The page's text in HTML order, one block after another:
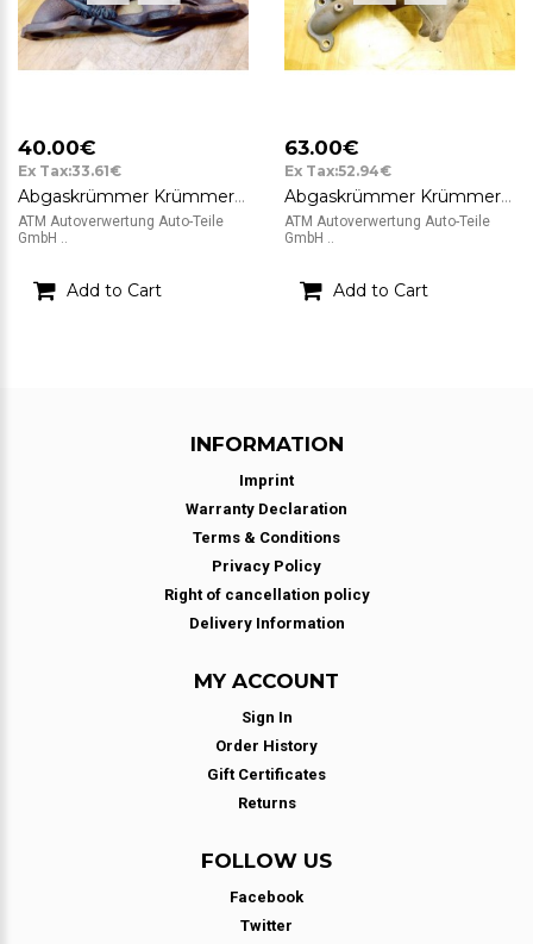
40.00€
Ex Tax:33.61€
Abgaskrümmer Krümmer Lambda Lambdasonde VW Polo 3 III 6N1 030253036H
ATM Autoverwertung Auto-Teile
GmbH ..
Add to Cart
63.00€
Ex Tax:52.94€
Abgaskrümmer Krümmer Lambda Lambdasonde Nissan Micra 3 III K12 BXO
ATM Autoverwertung Auto-Teile
GmbH ..
Add to Cart
INFORMATION
Imprint
Warranty Declaration
Terms & Conditions
Privacy Policy
Right of cancellation policy
Delivery Information
MY ACCOUNT
Sign In
Order History
Gift Certificates
Returns
FOLLOW US
Facebook
Twitter